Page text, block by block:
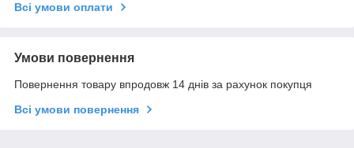
Всі умови оплати
Умови повернення
Повернення товару впродовж 14 днів за рахунок покупця
Всі умови повернення